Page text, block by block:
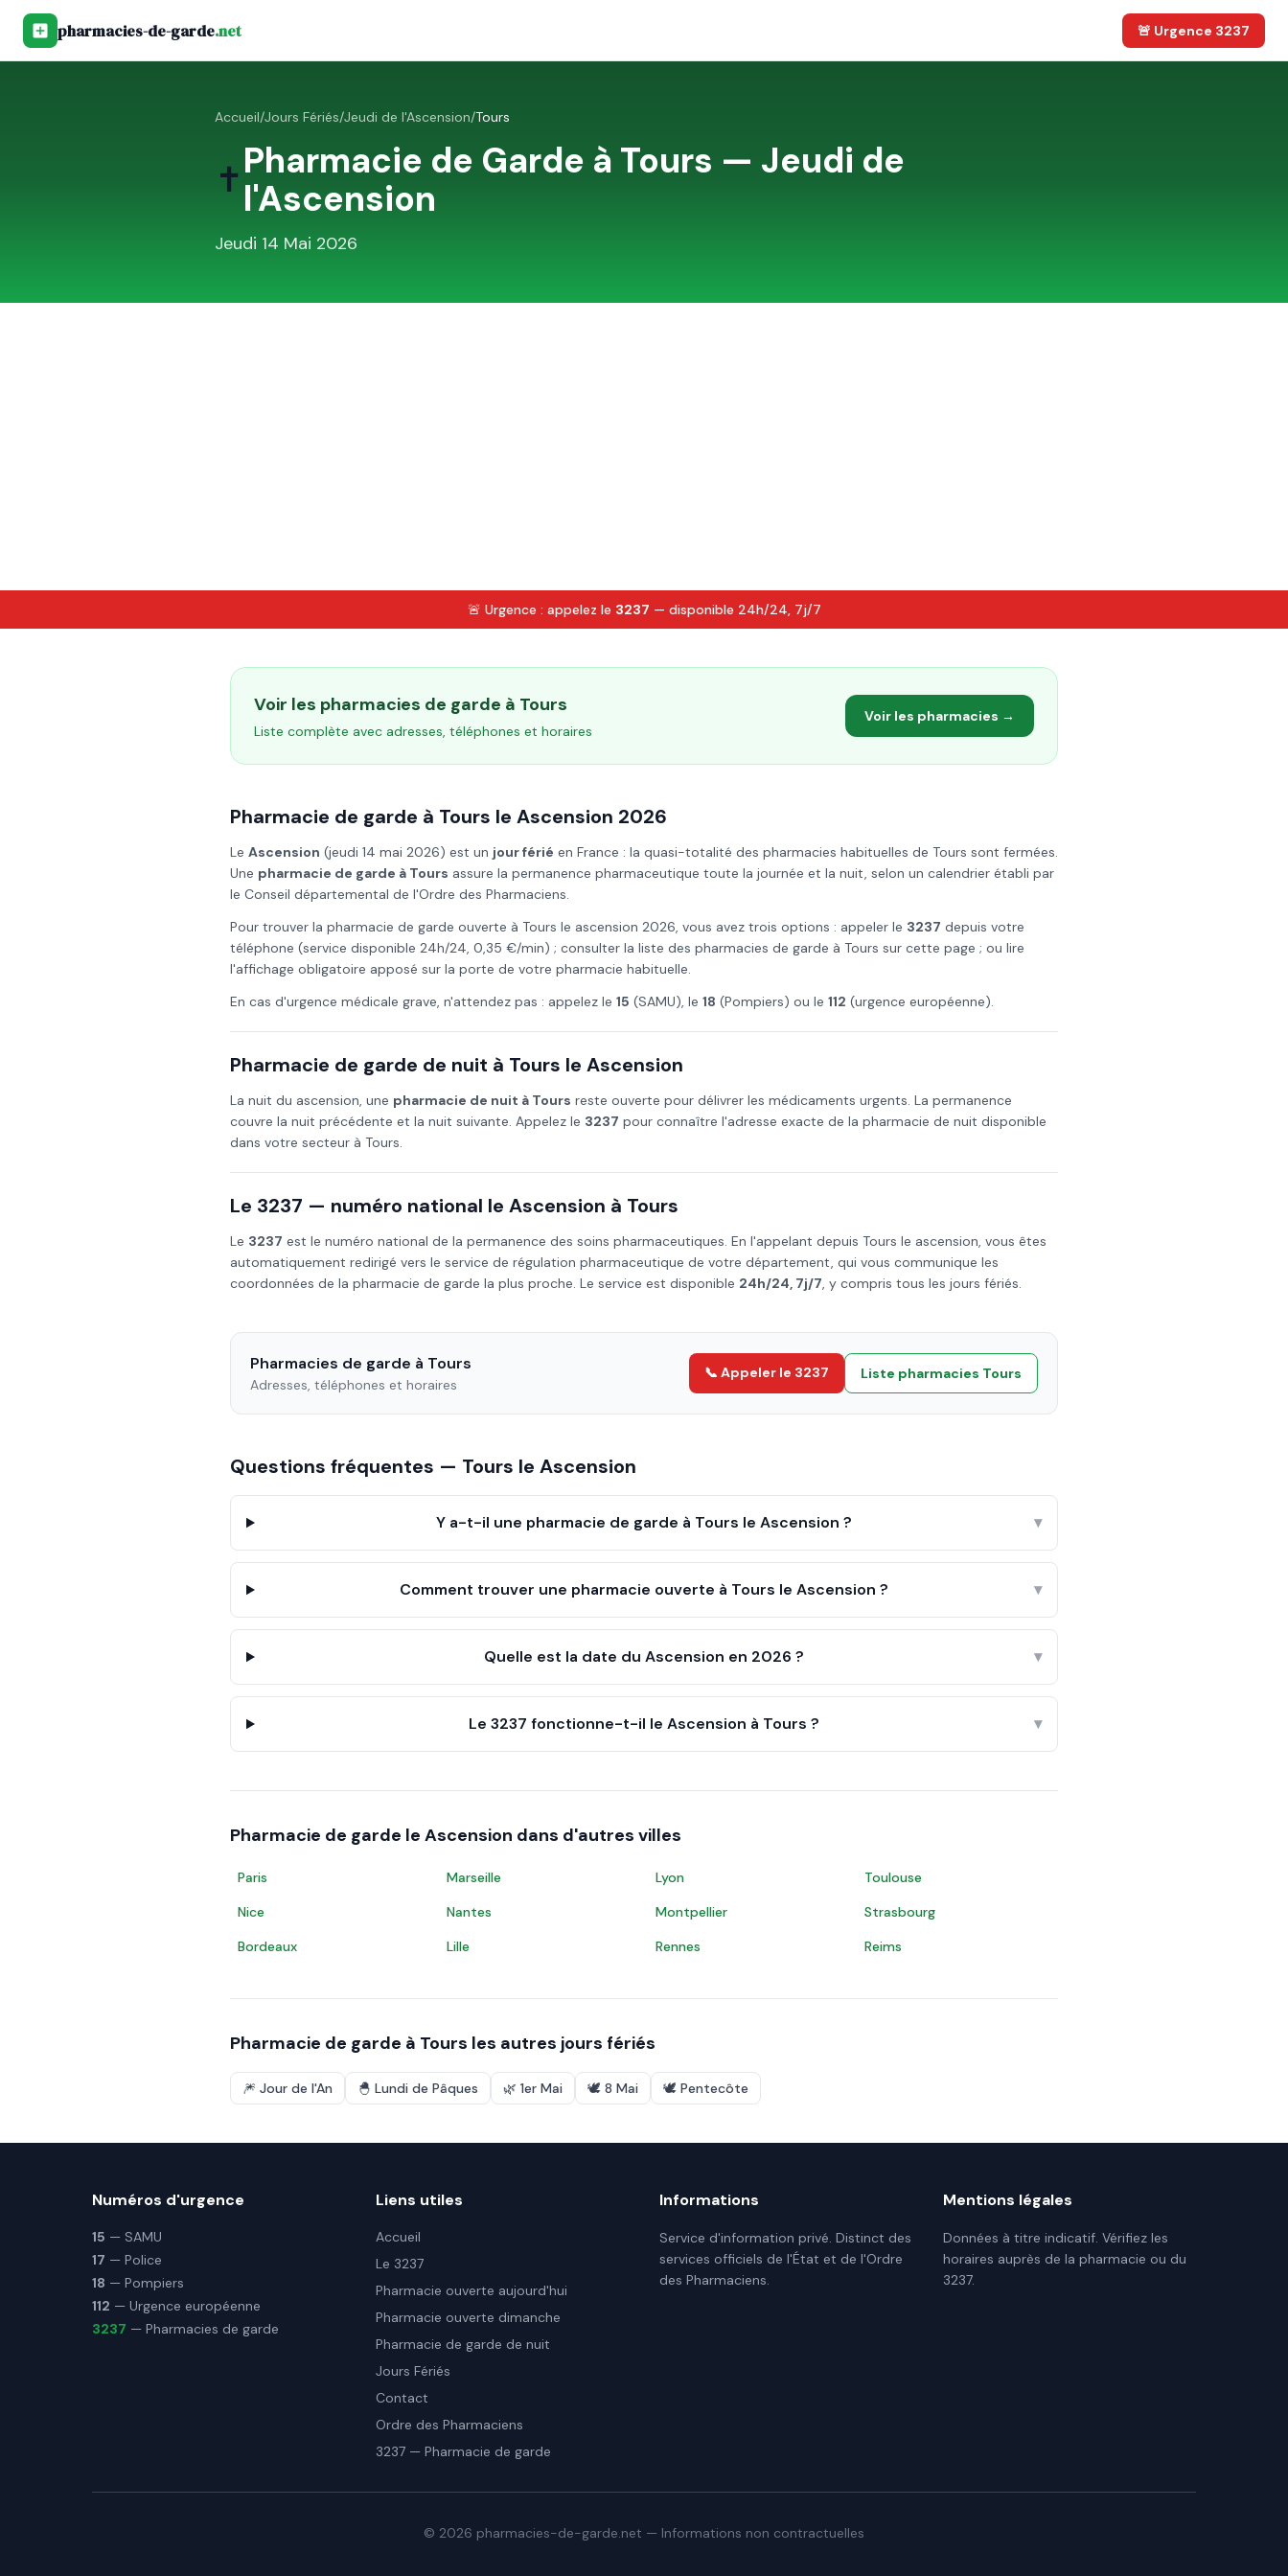
pharmacies-de-garde.net 🚨 Urgence 3237
Accueil/Jours Fériés/Jeudi de l'Ascension/Tours
✝️Pharmacie de Garde à Tours — Jeudi de
l'Ascension
Jeudi 14 Mai 2026
🚨 Urgence : appelez le 3237 — disponible 24h/24, 7j/7
Voir les pharmacies de garde à Tours
Liste complète avec adresses, téléphones et horaires
Voir les pharmacies →
Pharmacie de garde à Tours le Ascension 2026
Le Ascension (jeudi 14 mai 2026) est un jour férié en France : la quasi-totalité des pharmacies habituelles de Tours sont fermées.
Une pharmacie de garde à Tours assure la permanence pharmaceutique toute la journée et la nuit, selon un calendrier établi par
le Conseil départemental de l'Ordre des Pharmaciens.
Pour trouver la pharmacie de garde ouverte à Tours le ascension 2026, vous avez trois options : appeler le 3237 depuis votre
téléphone (service disponible 24h/24, 0,35 €/min) ; consulter la liste des pharmacies de garde à Tours sur cette page ; ou lire
l'affichage obligatoire apposé sur la porte de votre pharmacie habituelle.
En cas d'urgence médicale grave, n'attendez pas : appelez le 15 (SAMU), le 18 (Pompiers) ou le 112 (urgence européenne).
Pharmacie de garde de nuit à Tours le Ascension
La nuit du ascension, une pharmacie de nuit à Tours reste ouverte pour délivrer les médicaments urgents. La permanence
couvre la nuit précédente et la nuit suivante. Appelez le 3237 pour connaître l'adresse exacte de la pharmacie de nuit disponible
dans votre secteur à Tours.
Le 3237 — numéro national le Ascension à Tours
Le 3237 est le numéro national de la permanence des soins pharmaceutiques. En l'appelant depuis Tours le ascension, vous êtes
automatiquement redirigé vers le service de régulation pharmaceutique de votre département, qui vous communique les
coordonnées de la pharmacie de garde la plus proche. Le service est disponible 24h/24, 7j/7, y compris tous les jours fériés.
Pharmacies de garde à Tours
Adresses, téléphones et horaires
📞 Appeler le 3237 Liste pharmacies Tours
Questions fréquentes — Tours le Ascension
Y a-t-il une pharmacie de garde à Tours le Ascension ? ▾
Comment trouver une pharmacie ouverte à Tours le Ascension ? ▾
Quelle est la date du Ascension en 2026 ? ▾
Le 3237 fonctionne-t-il le Ascension à Tours ? ▾
Pharmacie de garde le Ascension dans d'autres villes
Paris Marseille Lyon
Toulouse
Nice
Nantes Montpellier
Strasbourg
Bordeaux
Lille Rennes Reims
Pharmacie de garde à Tours les autres jours fériés
🎆 Jour de l'An 🐣 Lundi de Pâques 🌿 1er Mai 🕊️ 8 Mai 🕊️ Pentecôte
Numéros d'urgence
15 — SAMU
17 — Police
18 — Pompiers
112 — Urgence européenne
3237 — Pharmacies de garde
Liens utiles
Accueil
Le 3237
Pharmacie ouverte aujourd'hui
Pharmacie ouverte dimanche
Pharmacie de garde de nuit
Jours Fériés
Contact
Ordre des Pharmaciens
3237 — Pharmacie de garde
Informations
Service d'information privé. Distinct des
services officiels de l'État et de l'Ordre
des Pharmaciens.
Mentions légales
Données à titre indicatif. Vérifiez les
horaires auprès de la pharmacie ou du
3237.
© 2026 pharmacies-de-garde.net — Informations non contractuelles